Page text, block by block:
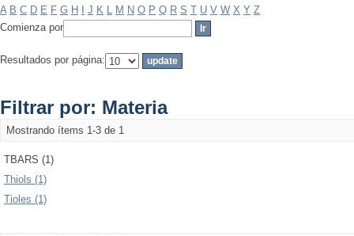
A B C D E F G H J K L M N O P Q R S T U V W X Y Z
Comienza por
Resultados por página:
Filtrar por: Materia
Mostrando ítems 1-3 de 1
TBARS (1)
Thiols (1)
Tioles (1)